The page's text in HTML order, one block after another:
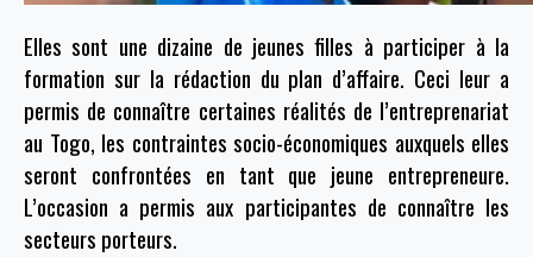
Elles sont une dizaine de jeunes filles à participer à la
formation sur la rédaction du plan d’affaire. Ceci leur a
permis de connaître certaines réalités de l’entreprenariat
au Togo, les contraintes socio-économiques auxquels elles
seront confrontées en tant que jeune entrepreneure.
L’occasion a permis aux participantes de connaître les
secteurs porteurs.